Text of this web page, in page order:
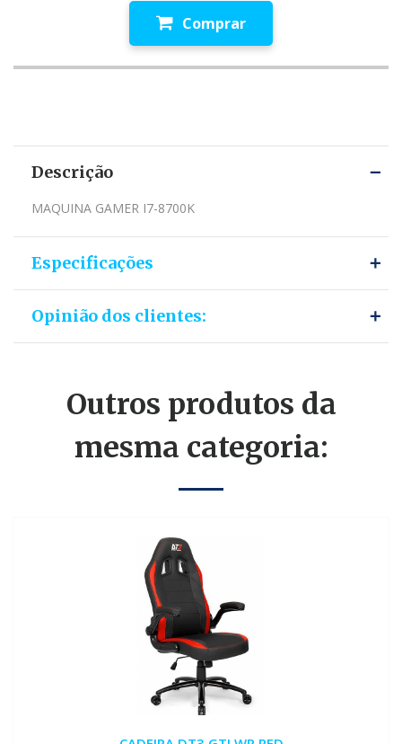
Comprar
Descrição
MAQUINA GAMER I7-8700K
Especificações
Opinião dos clientes:
Outros produtos da
mesma categoria: